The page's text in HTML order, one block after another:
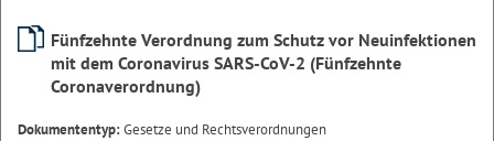
Fünfzehnte Verordnung zum Schutz vor Neuinfektionen
mit dem Coronavirus SARS-CoV-2 (Fünfzehnte
Coronaverordnung)
Dokumententyp:Gesetze und Rechtsverordnungen